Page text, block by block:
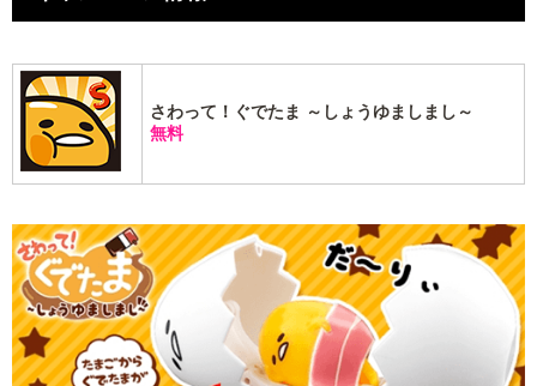
さわって！ぐでたま ～しょうゆましまし～
無料